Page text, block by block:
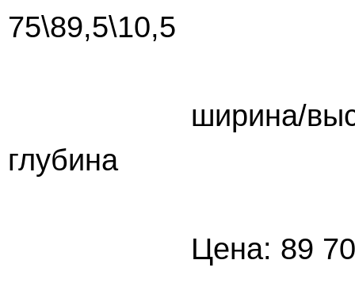
75\89,5\10,5
ширина/
глубина
Цена: 89